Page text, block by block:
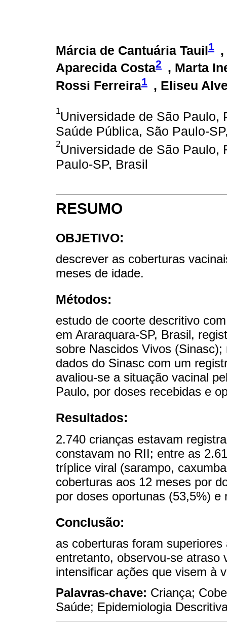
Márcia de Cantuária Tauil1
Aparecida Costa2
, Marta
Rossi Ferreira1 , Eliseu
1Universidade de São Paulo,
Saúde Pública, São Paulo-
2Universidade de São Paulo,
Paulo-SP, Brasil
RESUMO
OBJETIVO:
descrever as coberturas
meses de idade.
Métodos:
estudo de coorte descritivo
em Araraquara-SP, Brasil,
sobre Nascidos Vivos
dados do Sinasc com um
avaliou-se a situação vacinal
Paulo, por doses recebidas e
Resultados:
2.740 crianças estavam
constavam no RII; entre as
tríplice viral (sarampo,
coberturas aos 12 meses por
por doses oportunas (53,5%) e
Conclusão:
as coberturas foram
entretanto, observou-se atraso
intensificar ações que visem à
Palavras-chave: Criança;
Saúde; Epidemiologia